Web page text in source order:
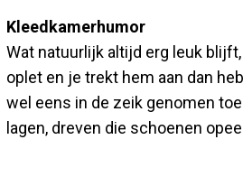
Kleedkamerhumor
Wat natuurlijk altijd erg leuk
oplet en je trekt hem aan dan
wel eens in de zeik genomen
lagen, dreven die schoenen